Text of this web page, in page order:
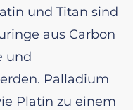
und Titan sind
aus Carbon
und
Palladium
Platin zu einem